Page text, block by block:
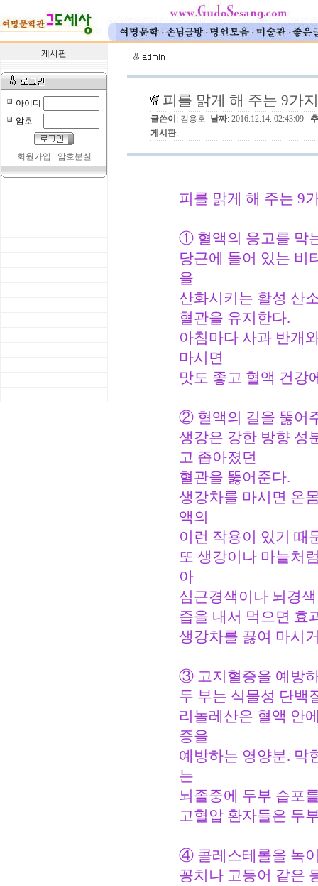
게시판
아이디
암호
회원가입 암호분실
피를 맑게 해 주는 9가
글쓴이 : 김용호 날짜: 2016.12.14. 02:43:09
게시판:
피를 맑게 해 주는 9
① 혈액의 응고를 막
당근에 들어 있는 비
을
산화시키는 활성 산
혈관을 유지한다.
아침마다 사과 반개
마시면
맛도 좋고 혈액 건강
② 혈액의 길을 뚫어
생강은 강한 방향 성
고 좁아졌던
혈관을 뚫어준다.
생강차를 마시면 온
액의
이런 작용이 있기 때
또 생강이나 마늘처
아
심근경색이나 뇌경
즙을 내서 먹으면 효
생강차를 끓여 마시
③ 고지혈증을 예방
두 부는 식물성 단백
리놀레산은 혈액 안
증을
예방하는 영양분. 막
는
뇌졸중에 두부 습포
고혈압 환자들은 두
④ 콜레스테롤을 녹
꽁치나 고등어 같은